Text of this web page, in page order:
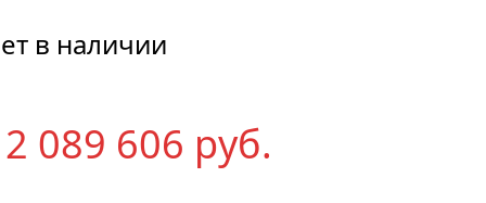
в наличии
2 089 606 руб.